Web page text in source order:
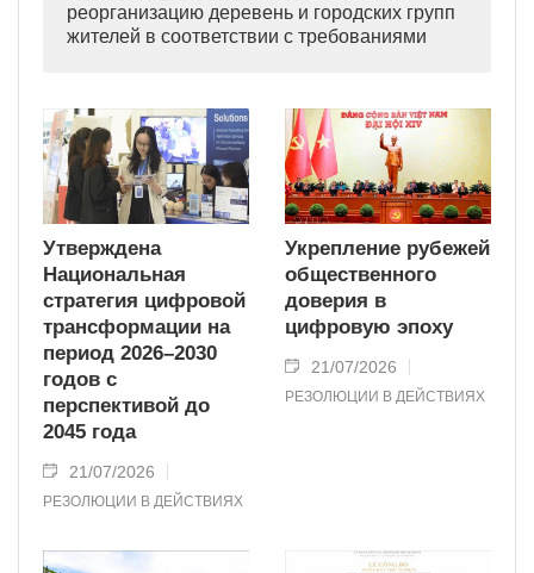
реорганизацию деревень и городских групп
жителей в соответствии с требованиями
Утверждена
Национальная
стратегия цифровой
трансформации на
период 2026–2030
годов с
перспективой до
2045 года
21/07/2026
РЕЗОЛЮЦИИ В ДЕЙСТВИЯХ
Укрепление рубежей
общественного
доверия в
цифровую эпоху
21/07/2026
РЕЗОЛЮЦИИ В ДЕЙСТВИЯХ